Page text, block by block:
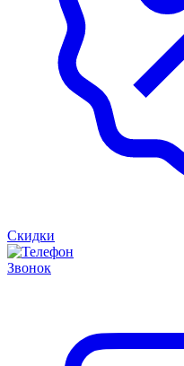
Скидки
Звонок